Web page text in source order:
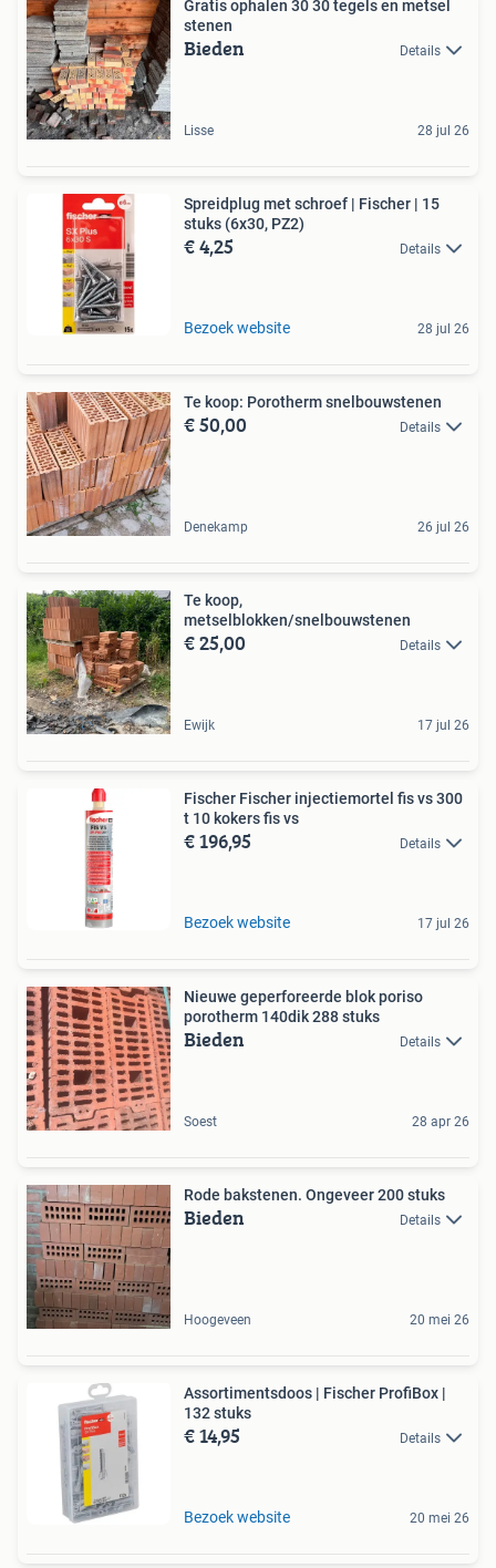
Gratis ophalen 30 30 tegels en metsel
stenen
Bieden Details
Lisse 28 jul 26
Spreidplug met schroef | Fischer | 15
stuks (6x30, PZ2)
€ 4,25 Details
Bezoek website 28 jul 26
Te koop: Porotherm snelbouwstenen
€ 50,00 Details
Denekamp 26 jul 26
Te koop,
metselblokken/snelbouwstenen
€ 25,00 Details
Ewijk 17 jul 26
Fischer Fischer injectiemortel fis vs 300
t 10 kokers fis vs
€ 196,95 Details
Bezoek website 17 jul 26
Nieuwe geperforeerde blok poriso
porotherm 140dik 288 stuks
Bieden Details
Soest 28 apr 26
Rode bakstenen. Ongeveer 200 stuks
Bieden Details
Hoogeveen 20 mei 26
Assortimentsdoos | Fischer ProfiBox |
132 stuks
€ 14,95 Details
Bezoek website 20 mei 26